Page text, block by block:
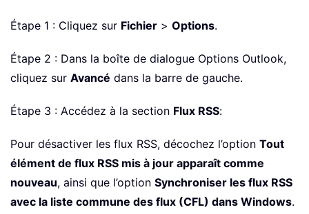
Étape 1 : Cliquez sur Fichier > Options.
Étape 2 : Dans la boîte de dialogue Options Outlook,
cliquez sur Avancé dans la barre de gauche.
Étape 3 : Accédez à la section Flux RSS:
Pour désactiver les flux RSS, décochez l’option Tout
élément de flux RSS mis à jour apparaît comme
nouveau, ainsi que l’option Synchroniser les flux RSS
avec la liste commune des flux (CFL) dans Windows.